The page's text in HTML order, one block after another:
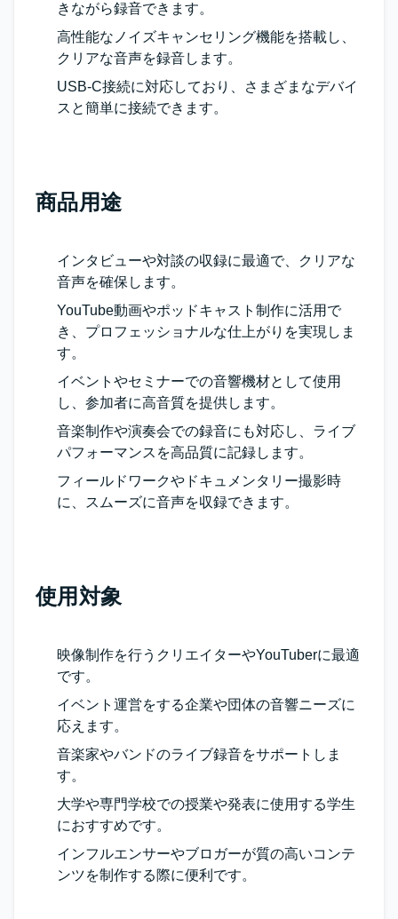
きながら録音できます。
高性能なノイズキャンセリング機能を搭載し、
クリアな音声を録音します。
USB-C接続に対応しており、さまざまなデバイ
スと簡単に接続できます。
商品用途
インタビューや対談の収録に最適で、クリアな
音声を確保します。
YouTube動画やポッドキャスト制作に活用で
き、プロフェッショナルな仕上がりを実現しま
す。
イベントやセミナーでの音響機材として使用
し、参加者に高音質を提供します。
音楽制作や演奏会での録音にも対応し、ライブ
パフォーマンスを高品質に記録します。
フィールドワークやドキュメンタリー撮影時
に、スムーズに音声を収録できます。
使用対象
映像制作を行うクリエイターやYouTuberに最適
です。
イベント運営をする企業や団体の音響ニーズに
応えます。
音楽家やバンドのライブ録音をサポートしま
す。
大学や専門学校での授業や発表に使用する学生
におすすめです。
インフルエンサーやブロガーが質の高いコンテ
ンツを制作する際に便利です。